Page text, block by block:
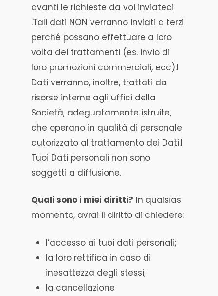
avanti le richieste da voi inviateci
.Tali dati NON verranno inviati a terzi
perché possano effettuare a loro
volta dei trattamenti (es. invio di
loro promozioni commerciali, ecc).I
Dati verranno, inoltre, trattati da
risorse interne agli uffici della
Società, adeguatamente istruite,
che operano in qualità di personale
autorizzato al trattamento dei Dati.I
Tuoi Dati personali non sono
soggetti a diffusione.
Quali sono i miei diritti? In qualsiasi
momento, avrai il diritto di chiedere:
l’accesso ai tuoi dati personali;
la loro rettifica in caso di
inesattezza degli stessi;
la cancellazione